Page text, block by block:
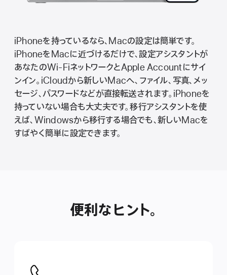
iPhoneを持っているなら、Macの設定は簡単です。
iPhoneをMacに近づけるだけで、設定アシスタントが
あなたのWi - FiネットワークとApple Accountにサイ
ンイン。iCloudから新しいMacへ、ファイル、写真、メッ
セージ、パスワードなどが直接転送されます。iPhoneを
持っていない場合も大丈夫です。移行アシスタントを使
えば、Windowsから移行する場合でも、新しいMacを
すばやく簡単に設定できま す 。
便利なヒント。